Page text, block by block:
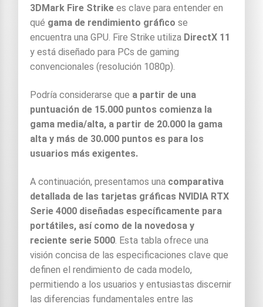
3DMark Fire Strike es clave para entender en
qué gama de rendimiento gráfico se
encuentra una GPU. Fire Strike utiliza DirectX 11
y está diseñado para PCs de gaming
convencionales (resolución 1080p).
Podría considerarse que a partir de una
puntuación de 15.000 puntos comienza la
gama media/alta, a partir de 20.000 la gama
alta y más de 30.000 puntos es para los
usuarios más exigentes.
A continuación, presentamos una comparativa
detallada de las tarjetas gráficas NVIDIA RTX
Serie 4000 diseñadas específicamente para
portátiles, así como de la novedosa y
reciente serie 5000 . Esta tabla ofrece una
visión concisa de las especificaciones clave que
definen el rendimiento de cada modelo,
permitiendo a los usuarios y entusiastas discernir
las diferencias fundamentales entre las